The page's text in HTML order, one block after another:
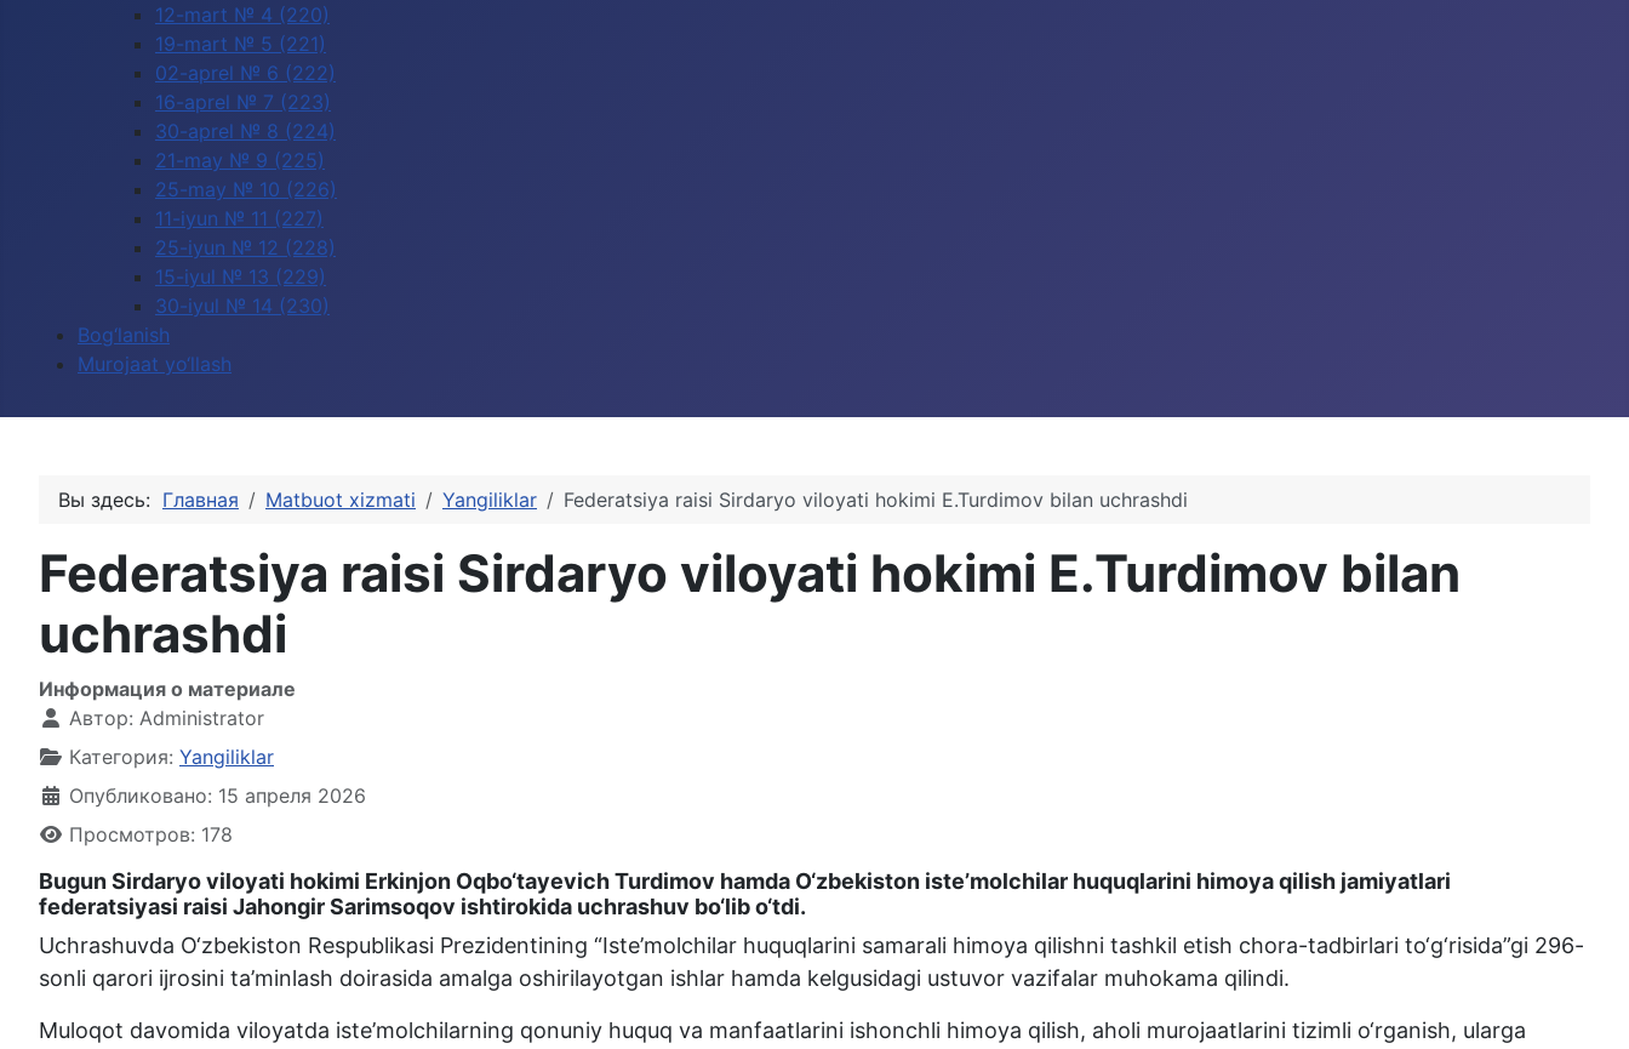
12-mart № 4 (220)
19-mart № 5 (221)
02-aprel № 6 (222)
16-aprel № 7 (223)
30-aprel № 8 (224)
21-may № 9 (225)
25-may № 10 (226)
11-iyun № 11 (227)
25-iyun № 12 (228)
15-iyul № 13 (229)
30-iyul № 14 (230)
Bog‘lanish
Murojaat yo‘llash
Вы здесь: Главная Matbuot xizmati Yangiliklar Federatsiya raisi Sirdaryo viloyati hokimi E.Turdimov bilan uchrashdi
Federatsiya raisi Sirdaryo viloyati hokimi E.Turdimov bilan
uchrashdi
Информация о материале
Автор: Administrator
Категория: Yangiliklar
Опубликовано: 15 апреля 2026
Просмотров: 178
Bugun Sirdaryo viloyati hokimi Erkinjon Oqbo‘tayevich Turdimov hamda O‘zbekiston iste’molchilar huquqlarini himoya qilish jamiyatlari
federatsiyasi raisi Jahongir Sarimsoqov ishtirokida uchrashuv bo‘lib o‘tdi.
Uchrashuvda O‘zbekiston Respublikasi Prezidentining “Iste’molchilar huquqlarini samarali himoya qilishni tashkil etish chora-tadbirlari to‘g‘risida”gi 296-
sonli qarori ijrosini ta’minlash doirasida amalga oshirilayotgan ishlar hamda kelgusidagi ustuvor vazifalar muhokama qilindi.
Muloqot davomida viloyatda iste’molchilarning qonuniy huquq va manfaatlarini ishonchli himoya qilish, aholi murojaatlarini tizimli o‘rganish, ularga